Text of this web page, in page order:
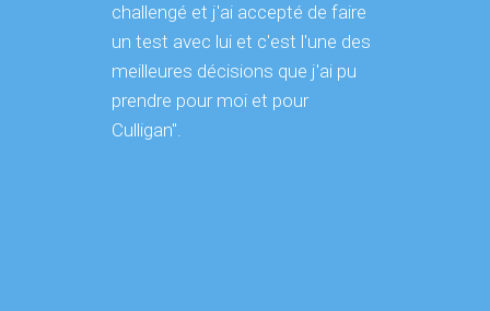
challengé et j'ai accepté de faire
un test avec lui et c'est l'une des
meilleures décisions que j'ai pu
prendre pour moi et pour
Culligan".